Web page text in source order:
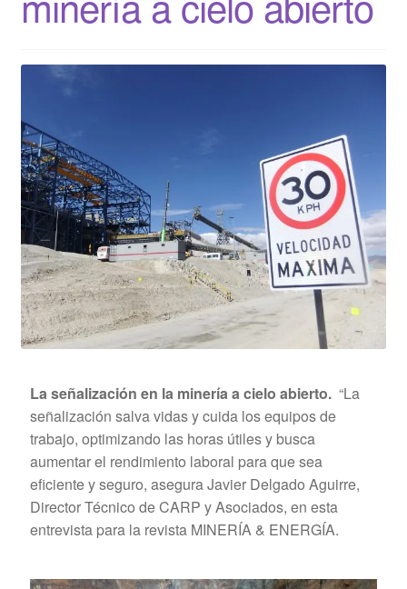
La señalización en la minería a cielo abierto. “La
señalización salva vidas y cuida los equipos de
trabajo, optimizando las horas útiles y busca
aumentar el rendimiento laboral para que sea
eficiente y seguro, asegura Javier Delgado Aguirre,
Director Técnico de CARP y Asociados, en esta
entrevista para la revista MINERÍA & ENERGÍA.